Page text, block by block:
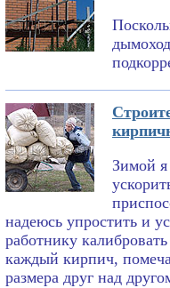
Зимой
надеюсь упростить и
работнику
каждый кирпич,
размера друг над